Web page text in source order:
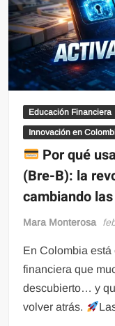
Educación Financiera
Innovación en
Por qué
(Bre-B): la
cambiando
Mara Monterosa
En Colombia está
financiera que
descubierto… y
volver atrás.